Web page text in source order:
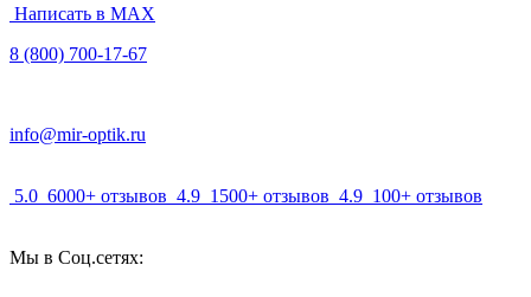
Написать в MAX
8 (800) 700-17-67
info@mir-optik.ru
5.0 6000+ отзывов 4.9 1500+ отзывов 4.9 100+ отзывов
Мы в Соц.сетях: